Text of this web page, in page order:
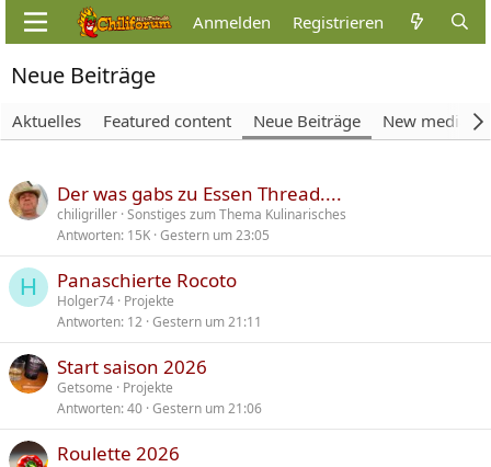
Anmelden Registrieren
Neue Beiträge
Aktuelles Featured content Neue Beiträge New media
Der was gabs zu Essen Thread....
chiligriller Sonstiges zum Thema Kulinarisches
Antworten 15K Gestern um 23:05
H Panaschierte Rocoto
Holger74 Projekte
Antworten 12 Gestern um 21:11
Start saison 2026
Getsome
Projekte
Antworten 40 Gestern um 21:06
Roulette 2026